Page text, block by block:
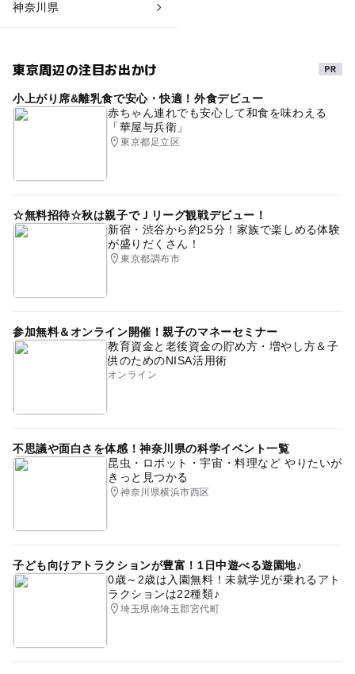
神奈川県
東京周辺の注目お出かけ
小上がり席&離乳食で安心・快適！外食デビュー
赤ちゃん連れでも安心して和食を味わえる
「華屋与兵衛」
東京都足立区
☆無料招待☆秋は親子でＪリーグ観戦デビュー！
新宿・渋谷から約25分！家族で楽しめる体験
が盛りだくさん！
東京都調布市
参加無料＆オンライン開催！親子のマネーセミナー
教育資金と老後資金の貯め方・増やし方＆子
供のためのNISA活用術
オンライン
不思議や面白さを体感！神奈川県の科学イベント一覧
昆虫・ロボット・宇宙・料理など やりたいが
きっと見つかる
神奈川県横浜市西区
子ども向けアトラクションが豊富！1日中遊べる遊園地♪
0歳～2歳は入園無料！未就学児が乗れるアト
ラクションは22種類♪
埼玉県南埼玉郡宮代町